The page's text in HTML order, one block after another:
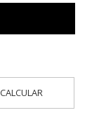
CALCULAR